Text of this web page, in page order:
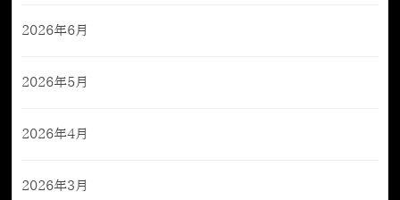
2026年6月
2026年5月
2026年4月
2026年3月